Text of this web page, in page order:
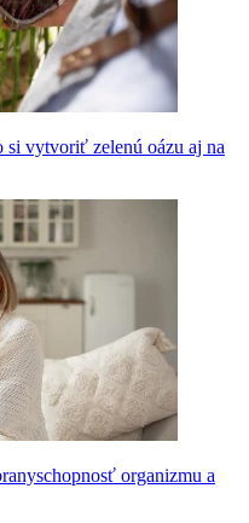
vytvoriť zelenú oázu aj na
organizmu a